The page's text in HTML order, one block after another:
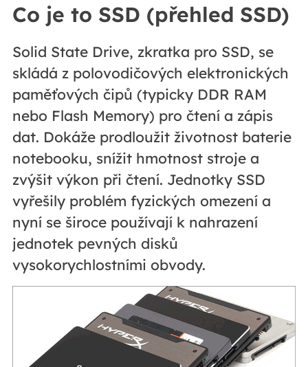
Co je to SSD (přehled SSD)
Solid State Drive, zkratka pro SSD, se
skládá z polovodičových elektronických
paměťových čipů (typicky DDR RAM
nebo Flash Memory) pro čtení a zápis
dat. Dokáže prodloužit životnost baterie
notebooku, snížit hmotnost stroje a
zvýšit výkon při čtení. Jednotky SSD
vyřešily problém fyzických omezení a
nyní se široce používají k nahrazení
jednotek pevných disků
vysokorychlostními obvody.